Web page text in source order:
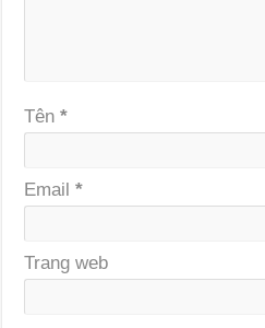
Tên*
Email*
Trang web